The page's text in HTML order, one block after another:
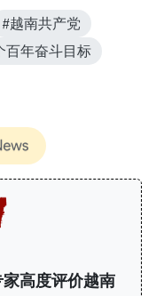
#越南共产党
百年奋斗目标
高度评价越南